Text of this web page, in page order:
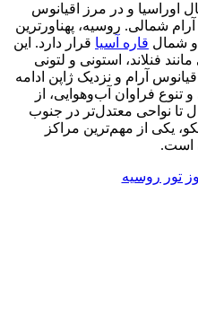
و در مرز اقیانوس
شمالی. روسیه، پهناورترین
شمال قاره آسیا قرار دارد. این
فنلاند، استونی و لتونی
آرام و نزدیک ژاپن ادامه
زمانی و تنوع فراوان آب‌وهوایی، از
نواحی معتدل‌تر در جنوب
یکی از مهم‌ترین مراکز
است.
تور روسیه